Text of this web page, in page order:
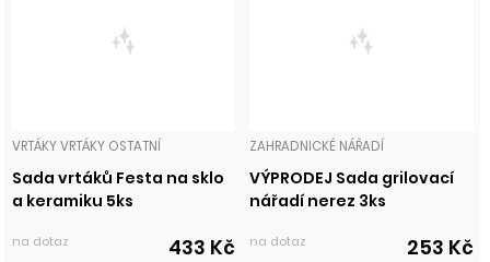
VRTÁKY VRTÁKY OSTATNÍ
Sada vrtáků Festa na sklo
a keramiku 5ks
na dotaz 433 Kč
ZAHRADNICKÉ NÁŘADÍ
VÝPRODEJ Sada grilovací
nářadí nerez 3ks
na dotaz 253 Kč